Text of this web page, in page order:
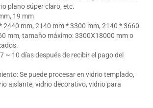
plano súper claro, etc.
19 mm
2440 mm, 2140 mm * 3300 mm, 2140 * 3660
mm, tamaño máximo: 3300X18000 mm o
~ 10 días después de recibir el pago del
Se puede procesar en vidrio templado,
aislante, vidrio decorativo, vidrio para